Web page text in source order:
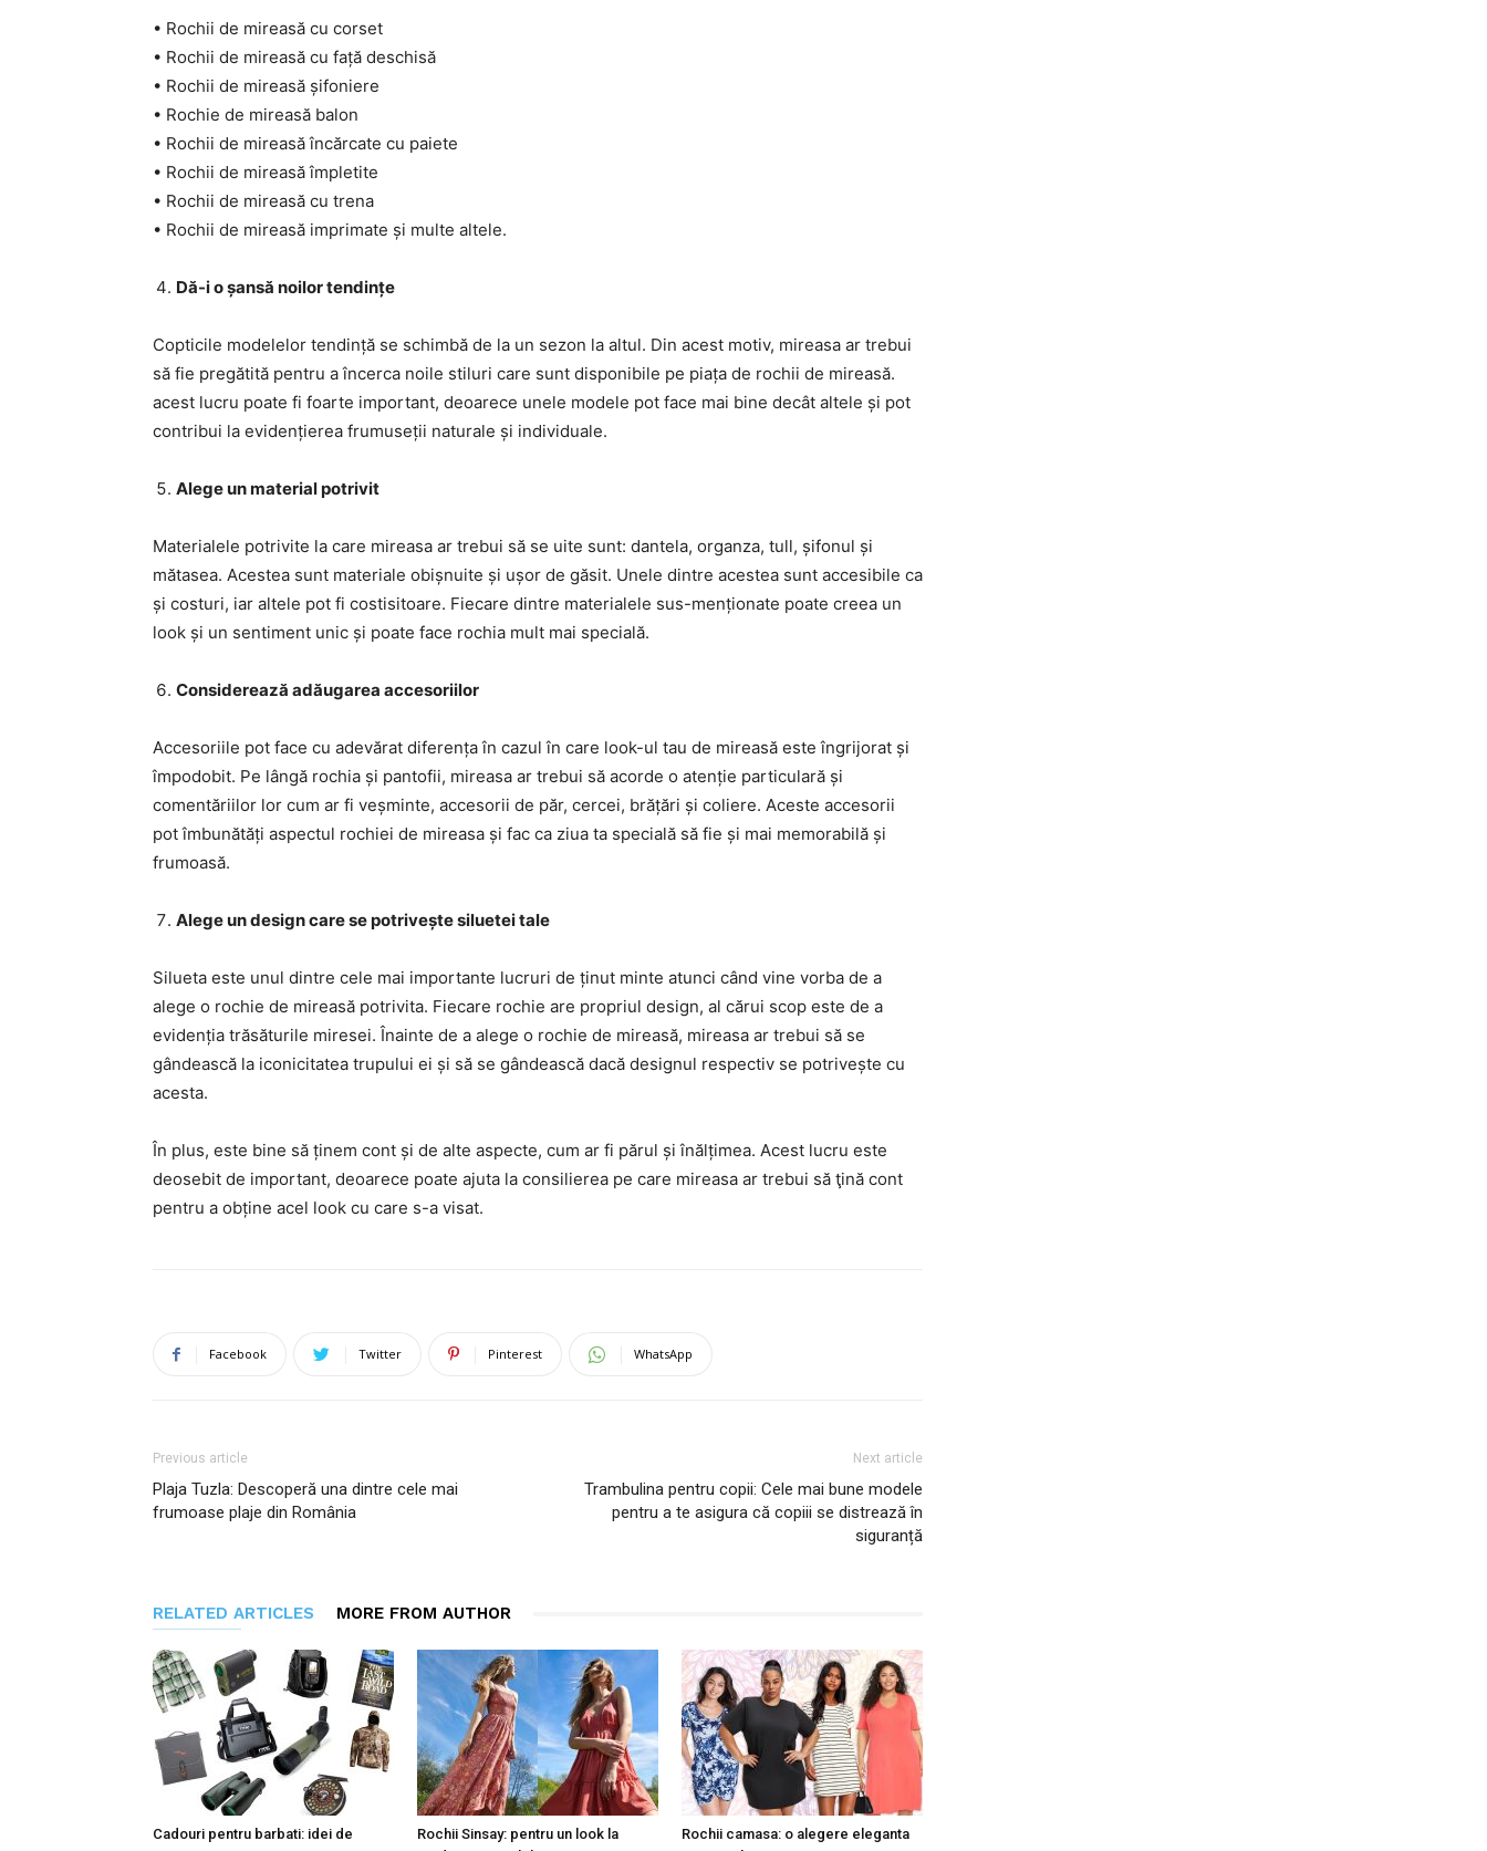
• Rochii de mireasă cu corset
• Rochii de mireasă cu față deschisă
• Rochii de mireasă șifoniere
• Rochie de mireasă balon
• Rochii de mireasă încărcate cu paiete
• Rochii de mireasă împletite
• Rochii de mireasă cu trena
• Rochii de mireasă imprimate și multe altele.
Dă-i o șansă noilor tendințe
Copticile modelelor tendință se schimbă de la un sezon la altul. Din acest motiv, mireasa ar trebui
să fie pregătită pentru a încerca noile stiluri care sunt disponibile pe piața de rochii de mireasă.
acest lucru poate fi foarte important, deoarece unele modele pot face mai bine decât altele și pot
contribui la evidențierea frumuseții naturale și individuale.
Alege un material potrivit
Materialele potrivite la care mireasa ar trebui să se uite sunt: dantela, organza, tull, șifonul și
mătasea. Acestea sunt materiale obișnuite și ușor de găsit. Unele dintre acestea sunt accesibile ca
și costuri, iar altele pot fi costisitoare. Fiecare dintre materialele sus-menționate poate creea un
look și un sentiment unic și poate face rochia mult mai specială.
Considerează adăugarea accesoriilor
Accesoriile pot face cu adevărat diferența în cazul în care look-ul tau de mireasă este îngrijorat și
împodobit. Pe lângă rochia și pantofii, mireasa ar trebui să acorde o atenție particulară și
comentăriilor lor cum ar fi veșminte, accesorii de păr, cercei, brățări și coliere. Aceste accesorii
pot îmbunătăți aspectul rochiei de mireasa și fac ca ziua ta specială să fie și mai memorabilă și
frumoasă.
Alege un design care se potrivește siluetei tale
Silueta este unul dintre cele mai importante lucruri de ținut minte atunci când vine vorba de a
alege o rochie de mireasă potrivita. Fiecare rochie are propriul design, al cărui scop este de a
evidenția trăsăturile miresei. Înainte de a alege o rochie de mireasă, mireasa ar trebui să se
gândească la iconicitatea trupului ei și să se gândească dacă designul respectiv se potrivește cu
acesta.
În plus, este bine să ținem cont și de alte aspecte, cum ar fi părul și înălțimea. Acest lucru este
deosebit de important, deoarece poate ajuta la consilierea pe care mireasa ar trebui să ţină cont
pentru a obține acel look cu care s-a visat.
Facebook Twitter Pinterest WhatsApp
Previous article
Plaja Tuzla: Descoperă una dintre cele mai
frumoase plaje din România
Next article
Trambulina pentru copii: Cele mai bune modele
pentru a te asigura că copiii se distrează în
siguranță
RELATED ARTICLES MORE FROM AUTHOR
Cadouri pentru barbati: idei de
Rochii Sinsay: pentru un look la
Rochii camasa: o alegere eleganta